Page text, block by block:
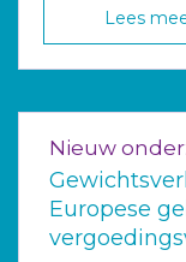
Lees
Nieuw
Europese